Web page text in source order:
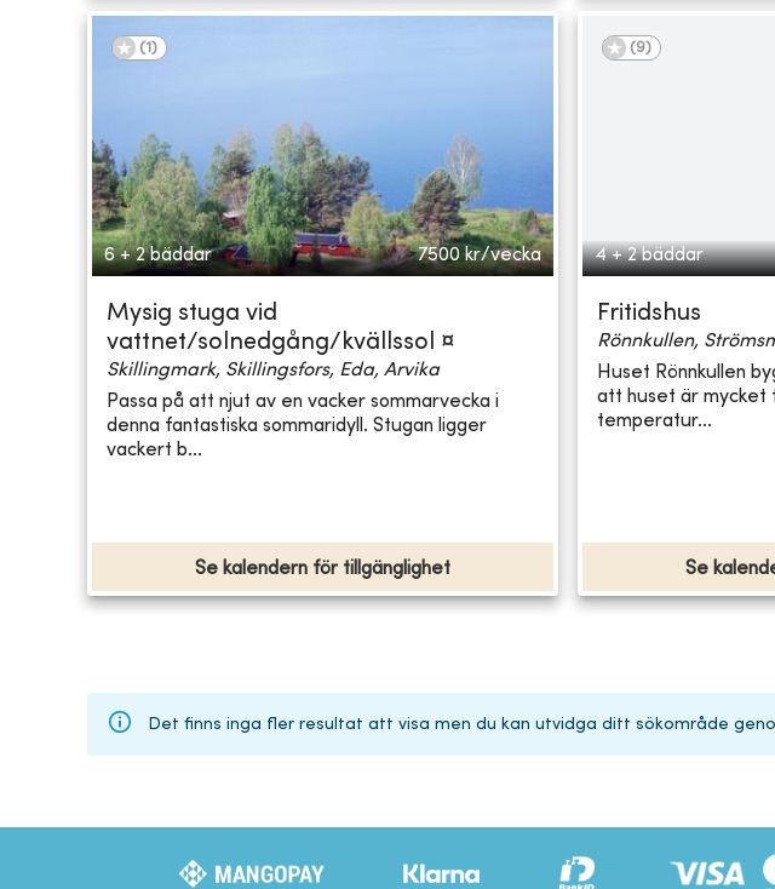
(1 )
6 + 2 bäddar 7500 kr/vecka
Mysig stuga vid
vattnet/solnedgång/kvällssol ¤
Skillingmark, Skillingsfors, Eda, Arvika
Passa på att njut av en vacker sommarvecka i
denna fantastiska sommaridyll. Stugan ligger
vackert b...
Se kalendern för tillgänglighet
(9)
4 + 2 bäddar
Fritidshus
Rönnkullen,
Huset Rönnkullen
att huset är mycket
temperatur...
Se
Det finns inga fler resultat att visa men du kan utvidga ditt sökområde